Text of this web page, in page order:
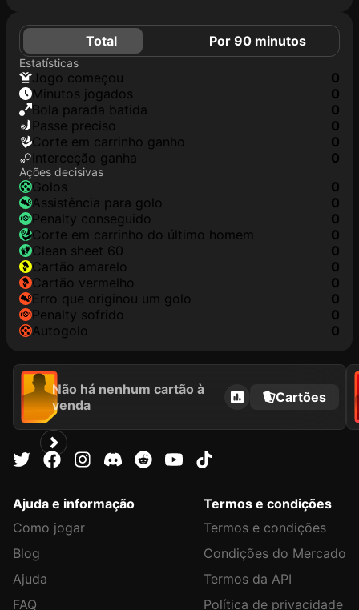
Total Por 90 minutos
Estatísticas
jogo começou
0
minutos jogados
0
Bola parada batida
0
passe preciso
0
corte em carrinho ganho
0
interceção ganha
0
Ações decisivas
golos
0
assistência para golo
0
penalty conseguido
0
corte em carrinho do último homem
0
clean sheet 60
0
cartão amarelo
0
cartão vermelho
0
erro que originou um golo
0
penalty sofrido
0
autogolo
0
Não há nenhum cartão à
venda
Cartões
Ajuda e informação
Como jogar
Blog
Ajuda
FAQ
Termos e condições
Termos e condições
Condições do Mercado
Termos da API
Política de privacidade